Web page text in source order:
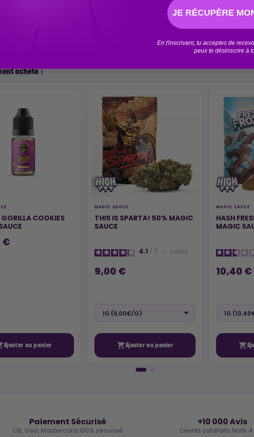
acheté :
GORILLA COOKIES
€
Ajouter au panier
MAGIC SAUCE
THIS IS SPARTA! 50% MAGIC
SAUCE
4.1 / 5 - 9 avis
9,00 €
Ajouter au panier
MAGIC SAUCE
HASH
MAGIC
10,40 €

Paiement Sécurisé
CB, Visa, Mastercard 100% sécurisé
+10 000 Avis
Clients satisfaits Noté
JE RÉCUPÈRE
En t'inscrivant, tu acceptes de
peux te désinscrire à